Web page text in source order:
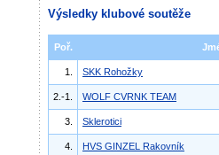
Výsledky klubové soutěže
Poř.
1. SKK Rohožky
2.-1. WOLF CVRNK TEAM
3. Sklerotici
4. HVS GINZEL Rakovník